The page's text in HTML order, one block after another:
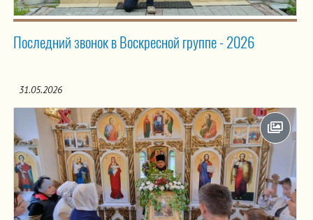
Последний звонок в Воскресной группе - 2026
31.05.2026